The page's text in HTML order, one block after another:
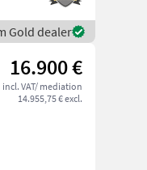
Gold dealer
16.900 €
incl. VAT/ mediation
14.955,75 € excl.